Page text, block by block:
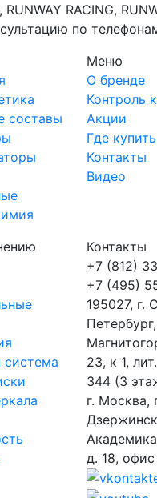
RUNWAY RACING,
по
составы
Меню
О бренде
Контроль
Акции
Где купить
Контакты
Видео
система
Контакты
+7 (812)
+7 (495)
195027, г.
23, к 1,
344 (3
г. Москва,
д. 18,